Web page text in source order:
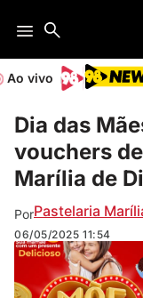
Ao vivo
Dia das
vouchers
Marília de
PorPastelaria
06/05/2025 11:54